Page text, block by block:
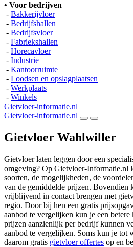
• Voor bedrijven
- Bakkerijvloer
- Bedrijfshallen
- Bedrijfsvloer
- Fabriekshallen
- Horecavloer
- Industrie
- Kantoorruimte
- Loodsen en opslagplaatsen
- Werkplaats
- Winkels
Gietvloer-informatie.nl
Gietvloer-informatie.nl
Gietvloer Wahlwiller
Gietvloer laten leggen door een
omgeving? Op Gietvloer-Informatie.nl
soorten, de mogelijkheden, de
van de gemiddelde prijzen. Bovendien
vrijblijvend in contact brengen met
regio. Door bij hen een gratis
aanbod te vergelijken kun je een
prijzen aanzienlijk per bedrijf kunnen
aanbod te vergelijken. Soms kun je tot
daarom gratis gietvloer offertes op en